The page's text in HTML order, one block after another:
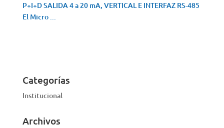
P+I+D SALIDA 4 a 20 mA, VERTICAL E INTERFAZ RS-485
El Micro ...
Categorías
Institucional
Archivos